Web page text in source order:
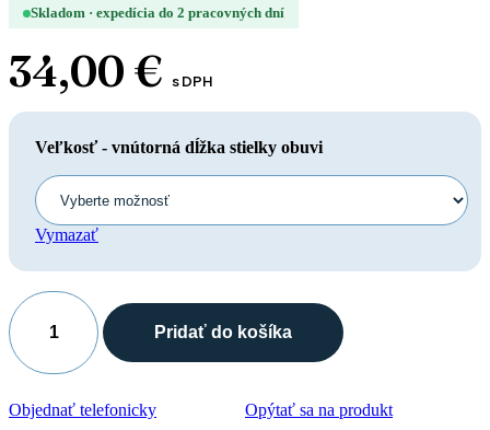
Skladom · expedícia do 2 pracovných dní
34,00 € s DPH
Veľkosť - vnútorná dĺžka stielky obuvi
Vymazať
množstvo
Leon
V263
Dámska
zdravotná
Pridať do košíka
Objednať telefonicky Opýtať sa na produkt